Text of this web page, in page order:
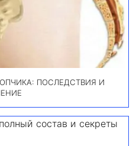
ПОСЛЕДСТВИЯ И